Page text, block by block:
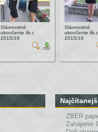
Slávnostné
ukončenie šk.r.
2015/16
Slávnostné
ukončenie šk.r.
2015/16
ZBER
Zahájenie